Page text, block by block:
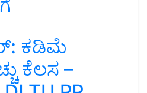
ಕಡಿಮೆ
ಕೆಲಸ –